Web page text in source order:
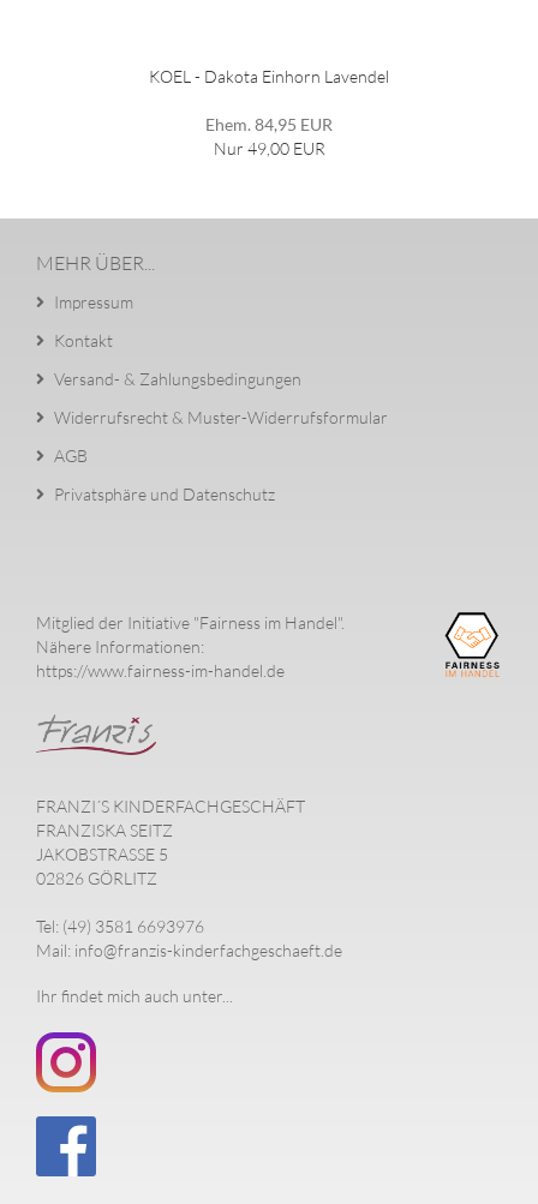
KOEL - Dakota Einhorn Lavendel
Ehem. 84,95 EUR
Nur 49,00 EUR
MEHR ÜBER...
Impressum
Kontakt
Versand- & Zahlungsbedingungen
Widerrufsrecht & Muster-Widerrufsformular
AGB
Privatsphäre und Datenschutz
Mitglied der Initiative "Fairness im Handel".
Nähere Informationen:
https://www.fairness-im-handel.de
FRANZI´S KINDERFACHGESCHÄFT
FRANZISKA SEITZ
JAKOBSTRASSE 5
02826 GÖRLITZ
Tel: (49) 3581 6693976
Mail: info@franzis-kinderfachgeschaeft.de
Ihr findet mich auch unter...